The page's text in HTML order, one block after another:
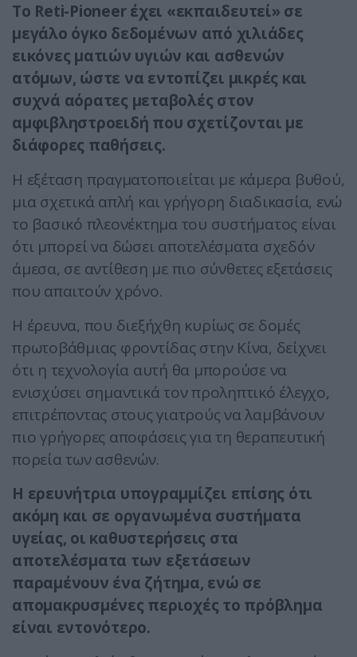
Το Reti-Pioneer έχει «εκπαιδευτεί» σε
μεγάλο όγκο δεδομένων από χιλιάδες
εικόνες ματιών υγιών και ασθενών
ατόμων, ώστε να εντοπίζει μικρές και
συχνά αόρατες μεταβολές στον
αμφιβληστροειδή που σχετίζονται με
διάφορες παθήσεις.
Η εξέταση πραγματοποιείται με κάμερα βυθού,
μια σχετικά απλή και γρήγορη διαδικασία, ενώ
το βασικό πλεονέκτημα του συστήματος είναι
ότι μπορεί να δώσει αποτελέσματα σχεδόν
άμεσα, σε αντίθεση με πιο σύνθετες εξετάσεις
που απαιτούν χρόνο.
Η έρευνα, που διεξήχθη κυρίως σε δομές
πρωτοβάθμιας φροντίδας στην Κίνα, δείχνει
ότι η τεχνολογία αυτή θα μπορούσε να
ενισχύσει σημαντικά τον προληπτικό έλεγχο,
επιτρέποντας στους γιατρούς να λαμβάνουν
πιο γρήγορες αποφάσεις για τη θεραπευτική
πορεία των ασθενών.
Η ερευνήτρια υπογραμμίζει επίσης ότι
ακόμη και σε οργανωμένα συστήματα
υγείας, οι καθυστερήσεις στα
αποτελέσματα των εξετάσεων
παραμένουν ένα ζήτημα, ενώ σε
απομακρυσμένες περιοχές το πρόβλημα
είναι εντονότερο.